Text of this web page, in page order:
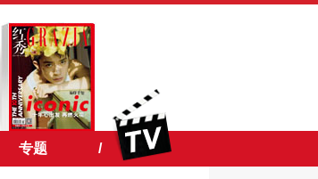
专题 /